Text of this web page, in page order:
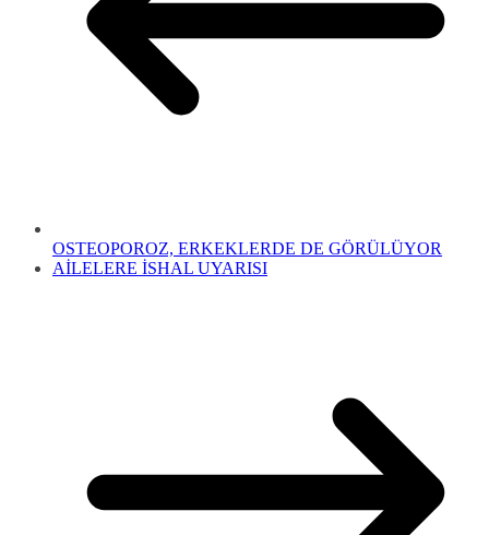
OSTEOPOROZ, ERKEKLERDE DE GÖRÜLÜYOR
AİLELERE İSHAL UYARISI